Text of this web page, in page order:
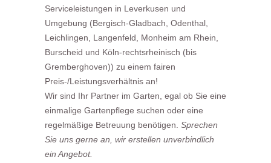
Serviceleistungen in Leverkusen und
Umgebung (Bergisch-Gladbach, Odenthal,
Leichlingen, Langenfeld, Monheim am Rhein,
Burscheid und Köln-rechtsrheinisch (bis
Gremberghoven)) zu einem fairen
Preis-/Leistungsverhältnis an!
Wir sind Ihr Partner im Garten, egal ob Sie eine
einmalige Gartenpflege suchen oder eine
regelmäßige Betreuung benötigen. Sprechen
Sie uns gerne an, wir erstellen unverbindlich
ein Angebot.